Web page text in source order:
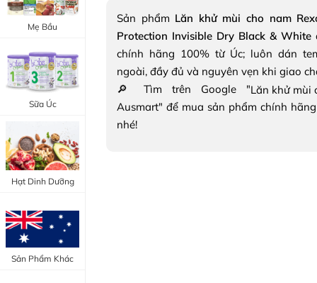
Bổ Khớp - Xương
Bổ Não - Tim Mạch
Canxi - Vitamin D
Trang Điểm Mắt
Trang Điểm Môi
Tẩy Trang - Toner
Dụng Cụ Trang Điểm
Mẹ Bầu
Sữa Úc
Hạt Dinh Dưỡng
Sản Phẩm Khác
Sản phẩm Lăn khử mùi cho nam
Protection Invisible Dry Black & White
chính hãng 100% từ Úc; luôn dán
ngoài, đầy đủ và nguyên vẹn khi giao
🔎 Tìm trên Google "
Ausmart" để mua sản phẩm chính
nhé!